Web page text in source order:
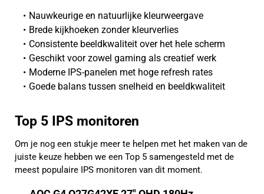
Nauwkeurige en natuurlijke kleurweergave
Brede kijkhoeken zonder kleurverlies
Consistente beeldkwaliteit over het hele scherm
Geschikt voor zowel gaming als creatief werk
Moderne IPS-panelen met hoge refresh rates
Goede balans tussen snelheid en beeldkwaliteit
Top 5 IPS monitoren
Om je nog een stukje meer te helpen met het maken van de
juiste keuze hebben we een Top 5 samengesteld met de
meest populaire IPS monitoren van dit moment.